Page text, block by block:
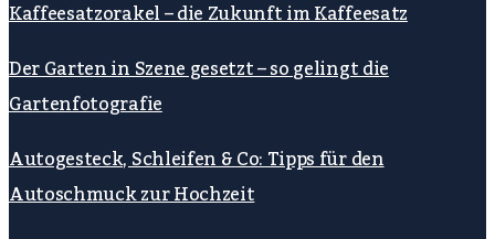
Kaffeesatzorakel – die Zukunft im Kaffeesatz
Der Garten in Szene gesetzt – so gelingt die
Gartenfotografie
Autogesteck, Schleifen & Co: Tipps für den
Autoschmuck zur Hochzeit